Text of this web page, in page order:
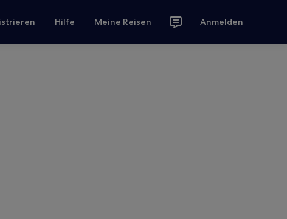
Hilfe Meine Reisen Anmelden